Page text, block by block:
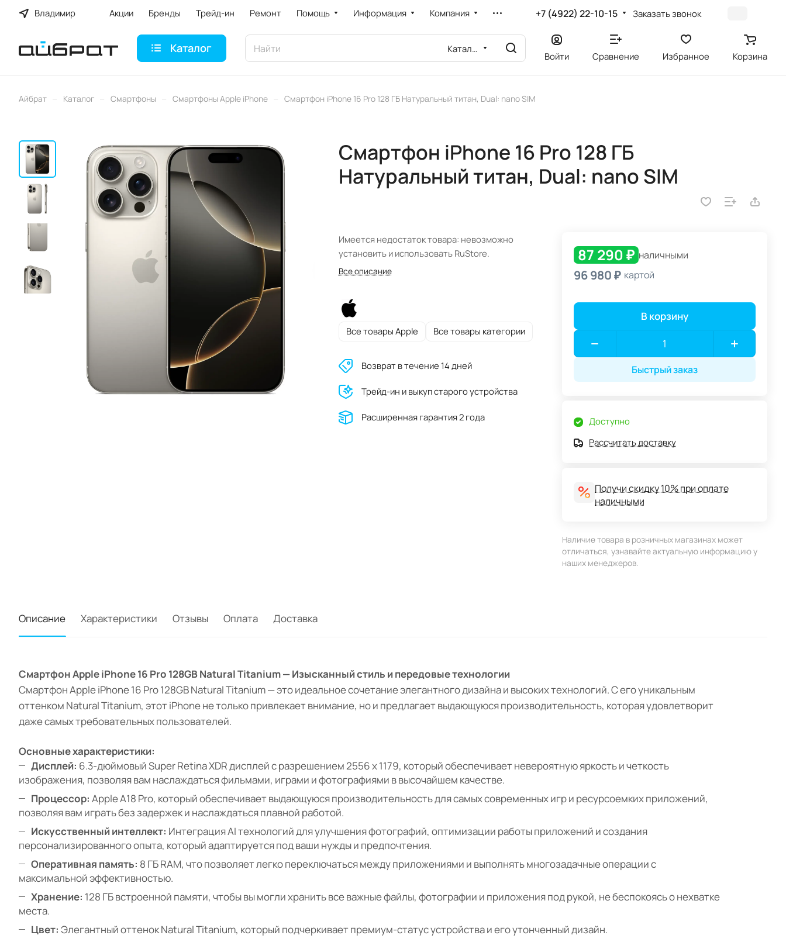
Владимир Акции Бренды Трейд-ин Ремонт Помощь Информация Компания +7 (4922) 22-10-15 Заказать звонок
Каталог Каталог
Войти Сравнение Избранное Корзина
Айбрат – Каталог – Смартфоны – Смартфоны Apple iPhone – Смартфон iPhone 16 Pro 128 ГБ Натуральный титан, Dual: nano SIM
Смартфон iPhone 16 Pro 128 ГБ
Натуральный титан, Dual: nano SIM
Имеется недостаток товара: невозможно
установить и использовать RuStore.
Все описание
Все товары Apple Все товары категории
Возврат в течение 14 дней
Трейд-ин и выкуп старого устройства
Расширенная гарантия 2 года
87 290 ₽ наличными
96 980 ₽ картой
В корзину
Быстрый заказ
Доступно
Рассчитать доставку
Получи скидку 10% при оплате
наличными
Наличие товара в розничных магазинах может
отличаться, узнавайте актуальную информацию у
наших менеджеров.
Описание Характеристики Отзывы Оплата Доставка
Смартфон Apple iPhone 16 Pro 128GB Natural Titanium — Изысканный стиль и передовые технологии
Смартфон Apple iPhone 16 Pro 128GB Natural Titanium — это идеальное сочетание элегантного дизайна и высоких технологий. С его уникальным
оттенком Natural Titanium, этот iPhone не только привлекает внимание, но и предлагает выдающуюся производительность, которая удовлетворит
даже самых требовательных пользователей.
Основные характеристики:
Дисплей: 6.3-дюймовый Super Retina XDR дисплей с разрешением 2556 x 1179, который обеспечивает невероятную яркость и четкость
изображения, позволяя вам наслаждаться фильмами, играми и фотографиями в высочайшем качестве.
Процессор: Apple A18 Pro, который обеспечивает выдающуюся производительность для самых современных игр и ресурсоемких приложений,
позволяя вам играть без задержек и наслаждаться плавной работой.
Искусственный интеллект: Интеграция AI технологий для улучшения фотографий, оптимизации работы приложений и создания
персонализированного опыта, который адаптируется под ваши нужды и предпочтения.
Оперативная память: 8 ГБ RAM, что позволяет легко переключаться между приложениями и выполнять многозадачные операции с
максимальной эффективностью.
Хранение: 128 ГБ встроенной памяти, чтобы вы могли хранить все важные файлы, фотографии и приложения под рукой, не беспокоясь о нехватке
места.
Цвет: Элегантный оттенок Natural Titanium, который подчеркивает премиум-статус устройства и его утонченный дизайн.